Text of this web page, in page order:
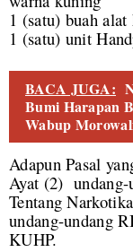
1 (satu) buah
1 (satu) unit
BACA JUGA:
Bumi Harapan
Wabup
Adapun Pasal
Ayat (2) undang-
Tentang
undang-undang
KUHP.